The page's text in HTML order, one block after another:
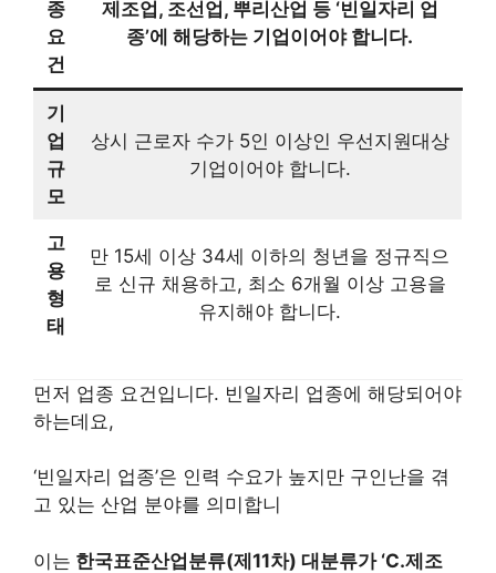
종
요
건
제조업, 조선업, 뿌리산업 등 ‘빈일자리 업
종’에 해당하는 기업이어야 합니다.
기
업
규
모
상시 근로자 수가 5인 이상인 우선지원대상
기업이어야 합니다.
고
용
형
태
만 15세 이상 34세 이하의 청년을 정규직으
로 신규 채용하고, 최소 6개월 이상 고용을
유지해야 합니다.
먼저 업종 요건입니다. 빈일자리 업종에 해당되어야
하는데요,
‘빈일자리 업종’은 인력 수요가 높지만 구인난을 겪
고 있는 산업 분야를 의미합니
이는 한국표준산업분류(제11차) 대분류가 ‘C.제조